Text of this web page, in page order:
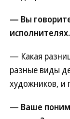
— Вы
исполнителях.
— Какая
разные виды
художников, и
— Ваше